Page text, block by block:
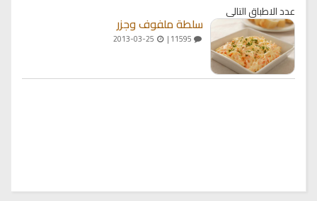
عدد الاطباق التالي
سلطة ملفوف وجزر